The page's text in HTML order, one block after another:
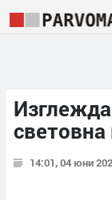
световна
14:01, 04 юни